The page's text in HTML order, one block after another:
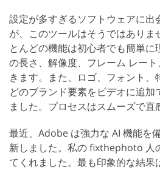
設定が多すぎるソフトウェアに出
が、このツールはそうではありま
とんどの機能は初心者でも簡単
の長さ、解像度、フレーム レー
きます。また、ロゴ、フォント
どのブランド要素をビデオに追加
ました。プロセスはスムーズで直
最近、Adobe は強力な AI 機能を
新しました。私の fixthephoto 人
てくれました。最も印象的な結果